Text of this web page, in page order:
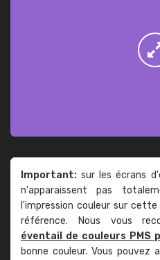
Important: sur les écrans
n'apparaissent pas
l'impression couleur sur
référence. Nous vous
éventail de couleurs PMS
bonne couleur. Vous pouvez